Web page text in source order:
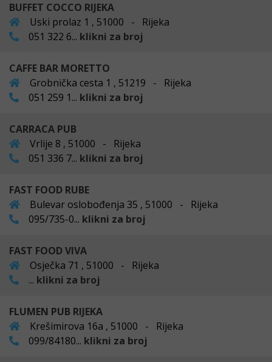
BUFFET COCCO RIJEKA
Uski prolaz 1 , 51000 - Rijeka
051 322 6... klikni za broj
CAFFE BAR MORETTO
Grobnička cesta 1 , 51219 - Rijeka
051 259 1... klikni za broj
CARRACA PUB
Vrlije 8 , 51000 - Rijeka
051 336 7... klikni za broj
FAST FOOD RUBE
Bulevar oslobođenja 35 , 51000 - Rijeka
095/735-0... klikni za broj
FAST FOOD VIVA
Osječka 71 , 51000 - Rijeka
... klikni za broj
FLUMEN PUB RIJEKA
Krešimirova 16a , 51000 - Rijeka
099/84180... klikni za broj